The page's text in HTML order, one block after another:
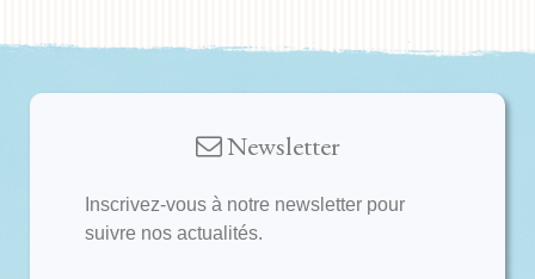
Newsletter
Inscrivez-vous à notre newsletter pour
suivre nos actualités.